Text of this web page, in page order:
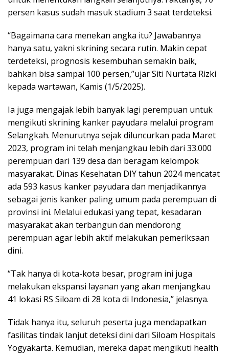
persen kasus sudah masuk stadium 3 saat terdeteksi.
“Bagaimana cara menekan angka itu? Jawabannya
hanya satu, yakni skrining secara rutin. Makin cepat
terdeteksi, prognosis kesembuhan semakin baik,
bahkan bisa sampai 100 persen,”ujar Siti Nurtata Rizki
kepada wartawan, Kamis (1/5/2025).
Ia juga mengajak lebih banyak lagi perempuan untuk
mengikuti skrining kanker payudara melalui program
Selangkah. Menurutnya sejak diluncurkan pada Maret
2023, program ini telah menjangkau lebih dari 33.000
perempuan dari 139 desa dan beragam kelompok
masyarakat. Dinas Kesehatan DIY tahun 2024 mencatat
ada 593 kasus kanker payudara dan menjadikannya
sebagai jenis kanker paling umum pada perempuan di
provinsi ini. Melalui edukasi yang tepat, kesadaran
masyarakat akan terbangun dan mendorong
perempuan agar lebih aktif melakukan pemeriksaan
dini.
“Tak hanya di kota-kota besar, program ini juga
melakukan ekspansi layanan yang akan menjangkau
41 lokasi RS Siloam di 28 kota di Indonesia,” jelasnya.
Tidak hanya itu, seluruh peserta juga mendapatkan
fasilitas tindak lanjut deteksi dini dari Siloam Hospitals
Yogyakarta. Kemudian, mereka dapat mengikuti health